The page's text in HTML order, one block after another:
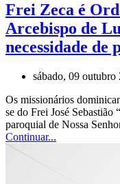
Frei Zeca é
Arcebispo de
necessidade de
sábado, 09 outubro
Os missionários
se do Frei José Sebastião
paroquial de Nossa
Continuar...